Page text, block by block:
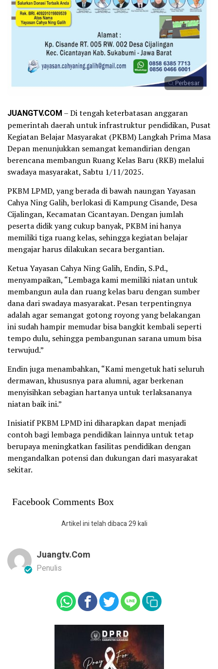
Perbesar
JUANGTV.COM – Di tengah keterbatasan anggaran
pemerintah daerah untuk infrastruktur pendidikan, Pusat
Kegiatan Belajar Masyarakat (PKBM) Langkah Prima Masa
Depan menunjukkan semangat kemandirian dengan
berencana membangun Ruang Kelas Baru (RKB) melalui
swadaya masyarakat, Sabtu 1/11/2025.
PKBM LPMD, yang berada di bawah naungan Yayasan
Cahya Ning Galih, berlokasi di Kampung Cisande, Desa
Cijalingan, Kecamatan Cicantayan. Dengan jumlah
peserta didik yang cukup banyak, PKBM ini hanya
memiliki tiga ruang kelas, sehingga kegiatan belajar
mengajar harus dilakukan secara bergantian.
Ketua Yayasan Cahya Ning Galih, Endin, S.Pd.,
menyampaikan, “Lembaga kami memiliki niatan untuk
membangun aula dan ruang kelas baru dengan sumber
dana dari swadaya masyarakat. Pesan terpentingnya
adalah agar semangat gotong royong yang belakangan
ini sudah hampir memudar bisa bangkit kembali seperti
tempo dulu, sehingga pembangunan sarana umum bisa
terwujud.”
Endin juga menambahkan, “Kami mengetuk hati seluruh
dermawan, khususnya para alumni, agar berkenan
menyisihkan sebagian hartanya untuk terlaksananya
niatan baik ini.”
Inisiatif PKBM LPMD ini diharapkan dapat menjadi
contoh bagi lembaga pendidikan lainnya untuk tetap
berupaya meningkatkan fasilitas pendidikan dengan
mengandalkan potensi dan dukungan dari masyarakat
sekitar.
Facebook Comments Box
Artikel ini telah dibaca 29 kali
Juangtv.com
Penulis